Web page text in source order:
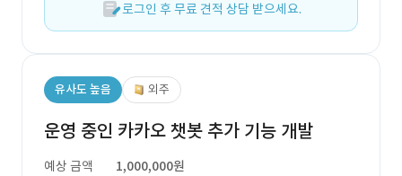
로그인 후 무료 견적 상담 받으세요.
유사도 높음 외주
운영 중인 카카오 챗봇 추가 기능 개발
예상 금액
1,000,000원